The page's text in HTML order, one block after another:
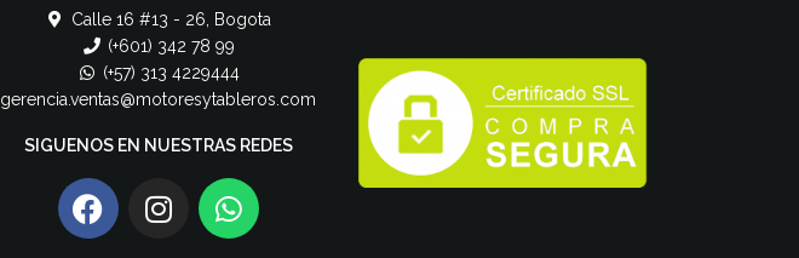
Calle 16 #13 - 26, Bogota
(+601) 342 78 99
(+57) 313 4229444
gerencia.ventas@motoresytableros.com
SIGUENOS EN NUESTRAS REDES